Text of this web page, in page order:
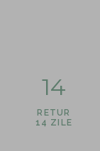
14
RETUR
14 ZILE